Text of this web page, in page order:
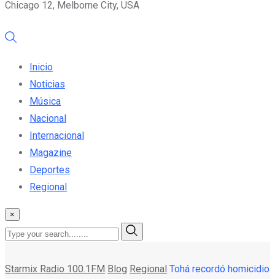
Chicago 12, Melborne City, USA
Inicio
Noticias
Música
Nacional
Internacional
Magazine
Deportes
Regional
×
Starmix Radio 100.1FM Blog Regional Tohá recordó homicidio